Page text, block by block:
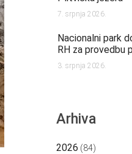
7. srpnja 2026.
Nacionalni park
RH za provedbu
3. srpnja 2026.
Arhiva
2026 (84)